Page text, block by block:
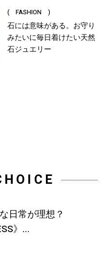
( FASHION )
石には意味がある。お守り
みたいに毎日着けたい天然
石ジュエリー
日常が理想？
》...